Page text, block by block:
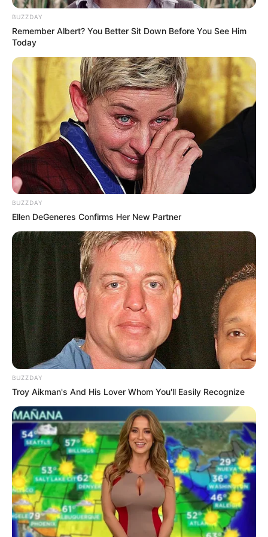
(foto: pixabay/eagle77)
Contoh seni rupa 3 dimensi lainnya adalah seni diorama. Kalau
kamu pernah atau sering berkunjung ke museum sejarah, mungkin
karya seni rupa yang satu ini sudah tak asing lagi buatmu.
Diorama merupakan sebuah miniatur yang dibuat untuk
menggambarkan suatu pemandangan atau adegan. Di museum,
diorama biasanya digunakan untuk menggambarkan peristiwa
bersejarah masa lalu.
Sebagaimana diketahui, saat belajar sejarah kamu tentu
membayangkan bagaimana kondisi saat itu, bukan? Dengan
diorama, kamu bisa memvisualisasikan apa yang ada di benakmu
tersebut.
Misalnya diorama pada Monumen Nasional yang menggambarkan
situasi sejarah Proklamasi Indonesia.
12. Seni topeng
BUZZDAY
Remember Albert? You Better Sit Down Before You See Him
Today
BUZZDAY
Ellen DeGeneres Confirms Her New Partner
BUZZDAY
Troy Aikman's And His Lover Whom You'll Easily Recognize